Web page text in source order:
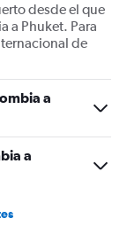
desde el que
a Phuket. Para
de
a
a